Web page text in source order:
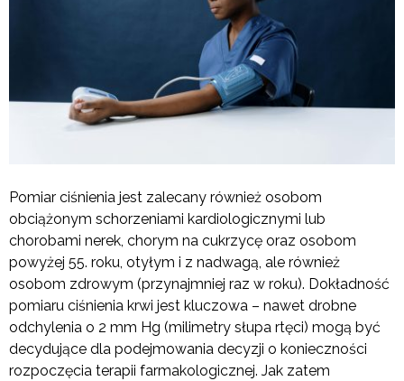
Pomiar ciśnienia jest zalecany również osobom
obciążonym schorzeniami kardiologicznymi lub
chorobami nerek, chorym na cukrzycę oraz osobom
powyżej 55. roku, otyłym i z nadwagą, ale również
osobom zdrowym (przynajmniej raz w roku). Dokładność
pomiaru ciśnienia krwi jest kluczowa – nawet drobne
odchylenia o 2 mm Hg (milimetry słupa rtęci) mogą być
decydujące dla podejmowania decyzji o konieczności
rozpoczęcia terapii farmakologicznej. Jak zatem